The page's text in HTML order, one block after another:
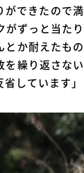
ができたので満
ずっと当たり
とか耐えたもの
を繰り返さない
しています」